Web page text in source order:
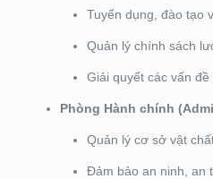
Tuyển dụng, đào tạo
Quản lý chính sách
Giải quyết các vấn
Phòng Hành chính
Quản lý cơ sở vật
Đảm bảo an ninh, an